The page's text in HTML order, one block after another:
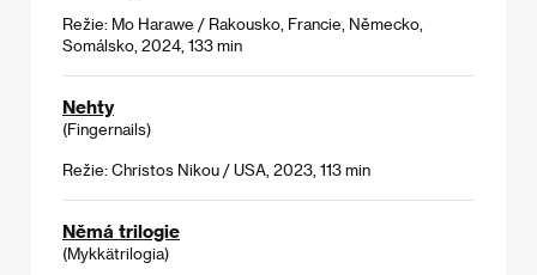
Režie: Mo Harawe / Rakousko, Francie, Německo,
Somálsko, 2024, 133 min
Nehty
(Fingernails)
Režie: Christos Nikou / USA, 2023, 113 min
Němá trilogie
(Mykkätrilogia)